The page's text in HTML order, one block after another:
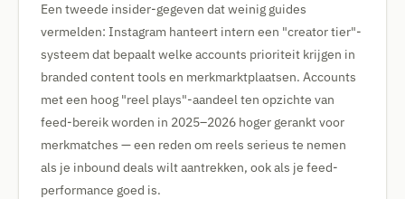
Een tweede insider-gegeven dat weinig guides
vermelden: Instagram hanteert intern een "creator tier"-
systeem dat bepaalt welke accounts prioriteit krijgen in
branded content tools en merkmarktplaatsen. Accounts
met een hoog "reel plays"-aandeel ten opzichte van
feed-bereik worden in 2025–2026 hoger gerankt voor
merkmatches — een reden om reels serieus te nemen
als je inbound deals wilt aantrekken, ook als je feed-
performance goed is.